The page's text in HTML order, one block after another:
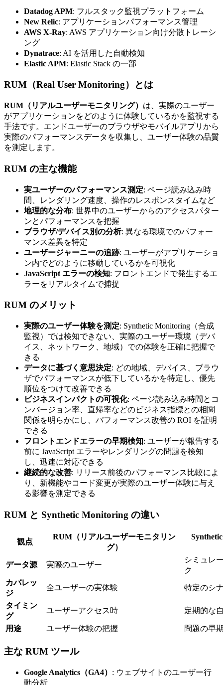
Datadog APM: フルスタック監視プラットフォーム
New Relic: アプリケーションパフォーマンス管理
AWS X-Ray: AWS アプリケーション向け分散トレーシ
ング
Dynatrace: AI を活用した自動検知
Elastic APM: Elastic Stack の一部
RUM（Real User Monitoring）とは
RUM（リアルユーザーモニタリング） は、実際のユーザー
がアプリケーションをどのように体験しているかを監視する
手法です。エンドユーザーのブラウザやモバイルアプリから
実際のパフォーマンスデータを収集し、ユーザー体験の品質
を測定します。
RUM の主な機能
実ユーザーのパフォーマンス測定: ページ読み込み時
間、レンダリング速度、操作のレスポンスタイムなど
地理的な分布: 世界中のユーザーからのアクセスパター
ンとパフォーマンスを把握
ブラウザ/デバイス別の分析: 異なる環境でのパフォー
マンス差異を特定
ユーザージャーニーの追跡: ユーザーがアプリケーショ
ン内でどのように移動しているかを可視化
JavaScript エラーの検知: フロントエンドで発生するエ
ラーをリアルタイムで捕捉
RUM のメリット
実際のユーザー体験を測定: Synthetic Monitoring（合成
監視）では検知できない、実際のユーザー環境（デバ
イス、ネットワーク、地域）での体験を正確に把握で
きる
データに基づく意思決定: どの地域、デバイス、ブラウ
ザでパフォーマンスが低下しているかを特定し、優先
順位をつけて改善できる
ビジネスインパクトの可視化: ページ読み込み時間とコ
ンバージョン率、直帰率などのビジネス指標との相関
関係を明らかにし、パフォーマンス改善の ROI を証明
できる
フロントエンドエラーの早期検知: ユーザーが報告する
前に JavaScript エラーやレンダリングの問題を検知
し、迅速に対応できる
継続的な改善: リリース前後のパフォーマンス比較によ
り、新機能やコード変更が実際のユーザー体験に与え
る影響を測定できる
RUM と Synthetic Monitoring の違い
観点
RUM（リアルユーザーモニタリン
グ）
データ源 実際のユーザー
シミュレ
ク
カバレッ
ジ
全ユーザーの実体験 特定のシ
タイミン
グ
ユーザーアクセス時 定期的な
用途 ユーザー体験の把握 問題の早
主な RUM ツール
Google Analytics（GA4） : ウェブサイトのユーザー行
動分析